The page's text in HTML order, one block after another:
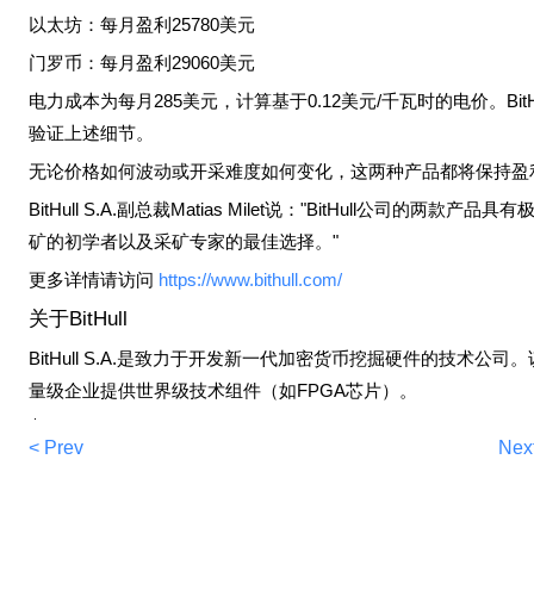
以太坊：每月盈利25780美元
门罗币：每月盈利29060美元
电力成本为每月285美元，计算基于0.12美元/千瓦时的电价。
验证上述细节。
无论价格如何波动或开采难度如何变化，这两种产品都将保持盈
BitHull S.A.副总裁Matias Milet说："BitHull公司的两款产品具有
矿的初学者以及采矿专家的最佳选择。"
更多详情请访问 https://www.bithull.com/
关于BitHull
BitHull S.A.是致力于开发新一代加密货币挖掘硬件的技术公司
量级企业提供世界级技术组件（如FPGA芯片）。
< Prev